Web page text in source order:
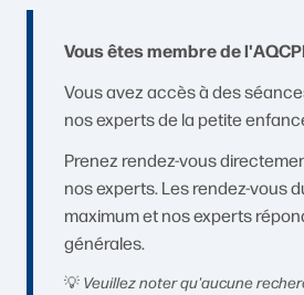
Vous êtes membre de
Vous avez accès à des
nos experts de la petite
Prenez rendez-vous
nos experts. Les rendez-vous
maximum et nos experts
générales.
💡 Veuillez noter qu'aucune